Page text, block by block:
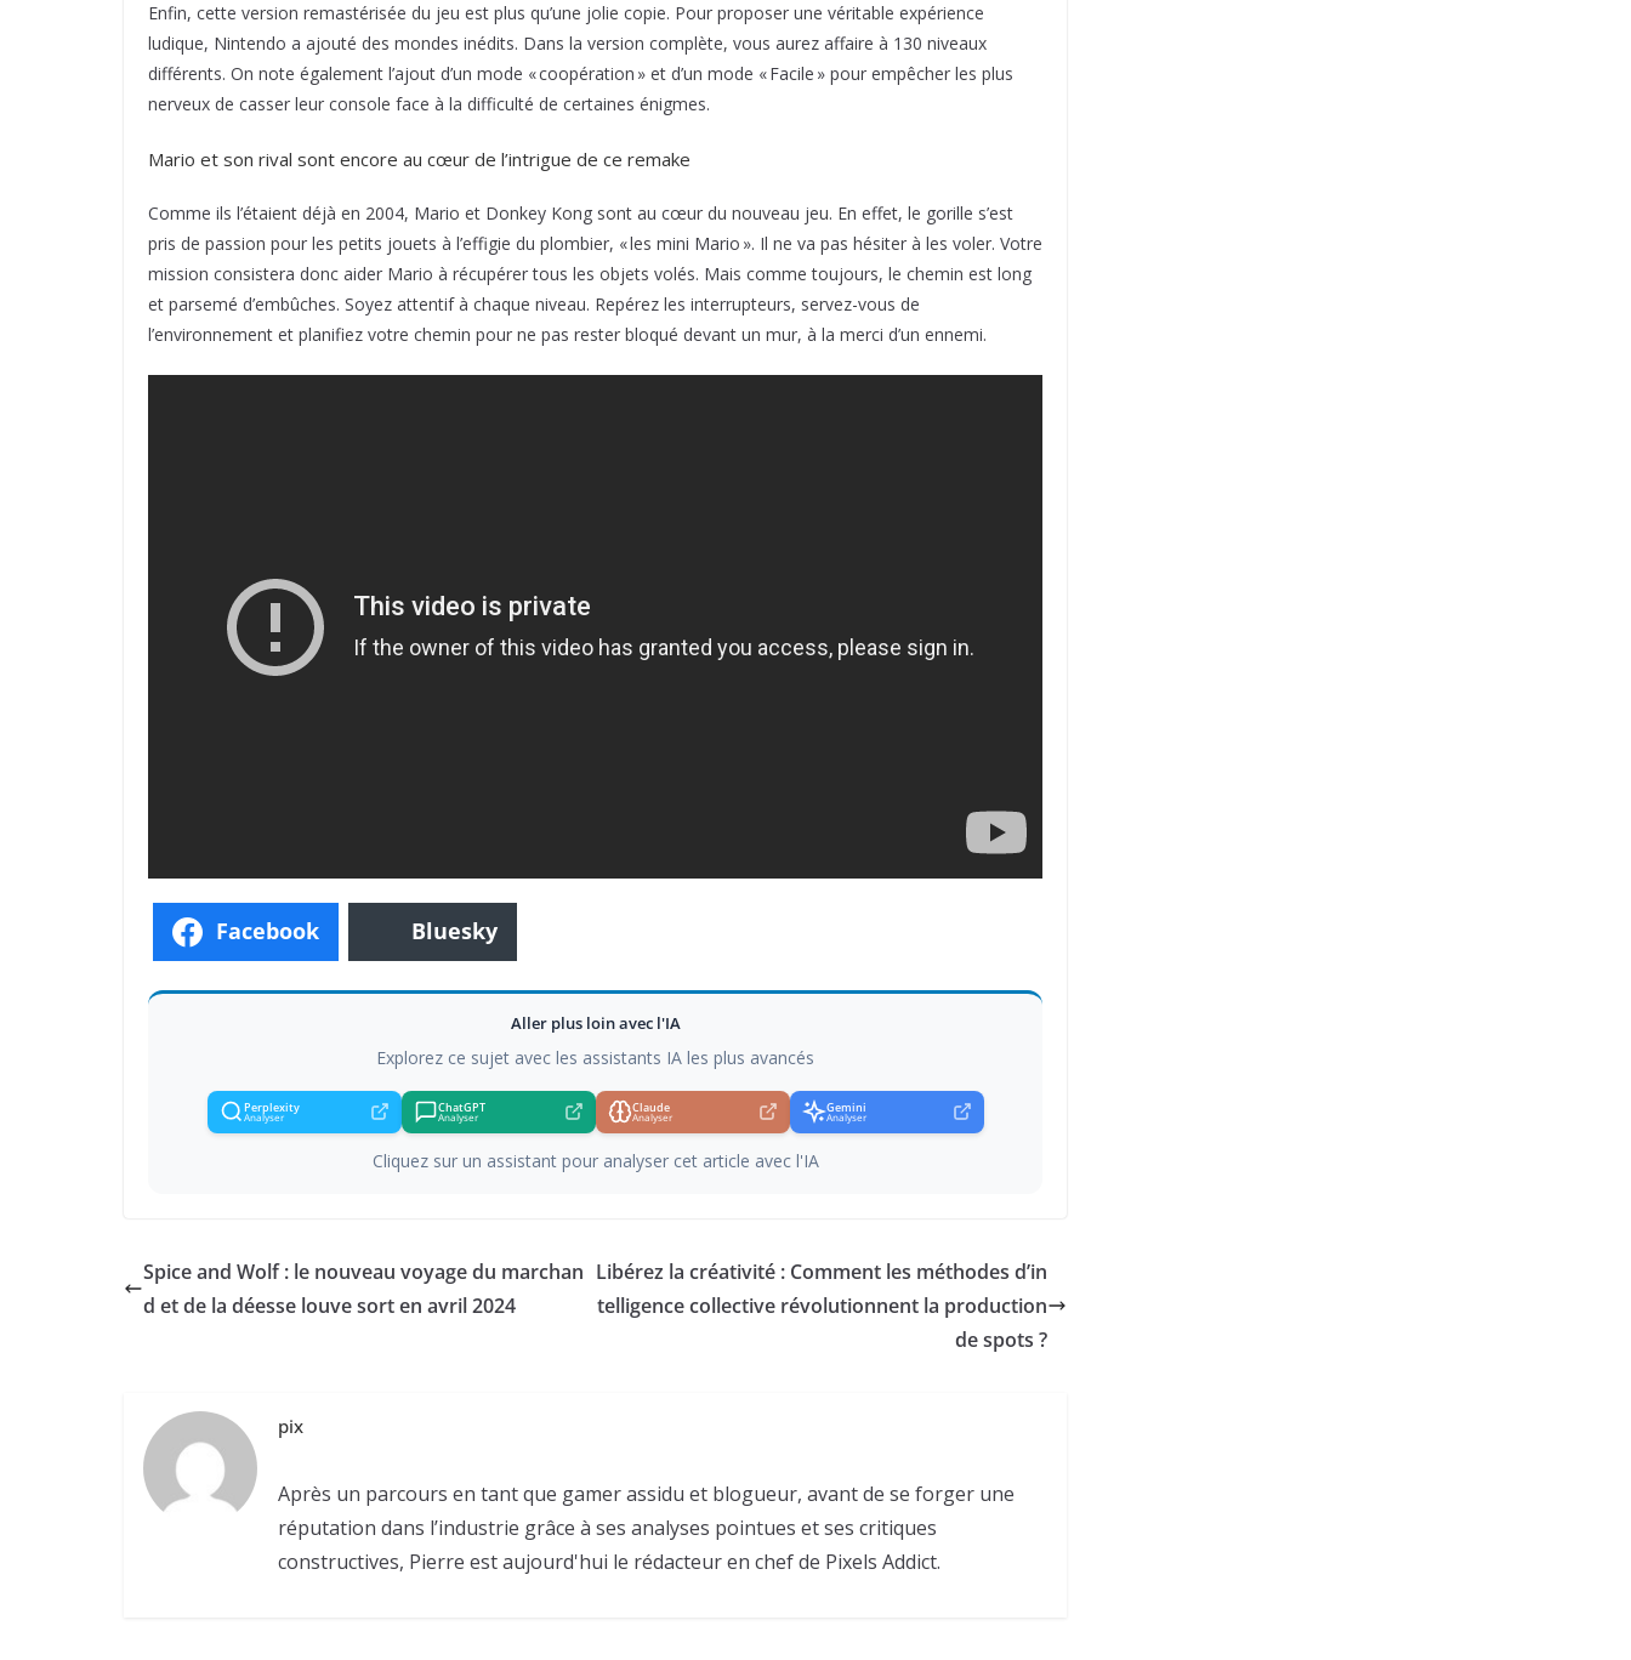
Enfin, cette version remastérisée du jeu est plus qu’une jolie copie. Pour proposer une véritable expérience
ludique, Nintendo a ajouté des mondes inédits. Dans la version complète, vous aurez affaire à 130 niveaux
différents. On note également l’ajout d’un mode « coopération » et d’un mode « Facile » pour empêcher les plus
nerveux de casser leur console face à la difficulté de certaines énigmes.
Mario et son rival sont encore au cœur de l’intrigue de ce remake
Comme ils l’étaient déjà en 2004, Mario et Donkey Kong sont au cœur du nouveau jeu. En effet, le gorille s’est
pris de passion pour les petits jouets à l’effigie du plombier, « les mini Mario ». Il ne va pas hésiter à les voler. Votre
mission consistera donc aider Mario à récupérer tous les objets volés. Mais comme toujours, le chemin est long
et parsemé d’embûches. Soyez attentif à chaque niveau. Repérez les interrupteurs, servez-vous de
l’environnement et planifiez votre chemin pour ne pas rester bloqué devant un mur, à la merci d’un ennemi.
Facebook Bluesky
Aller plus loin avec l'IA
Explorez ce sujet avec les assistants IA les plus avancés
Perplexity
Analyser
ChatGPT
Analyser
Claude
Analyser
Gemini
Analyser
Cliquez sur un assistant pour analyser cet article avec l'IA
Spice and Wolf : le nouveau voyage du marchan
d et de la déesse louve sort en avril 2024
Libérez la créativité : Comment les méthodes d’in
telligence collective révolutionnent la production
de spots ?
pix
Après un parcours en tant que gamer assidu et blogueur, avant de se forger une
réputation dans l’industrie grâce à ses analyses pointues et ses critiques
constructives, Pierre est aujourd'hui le rédacteur en chef de Pixels Addict.